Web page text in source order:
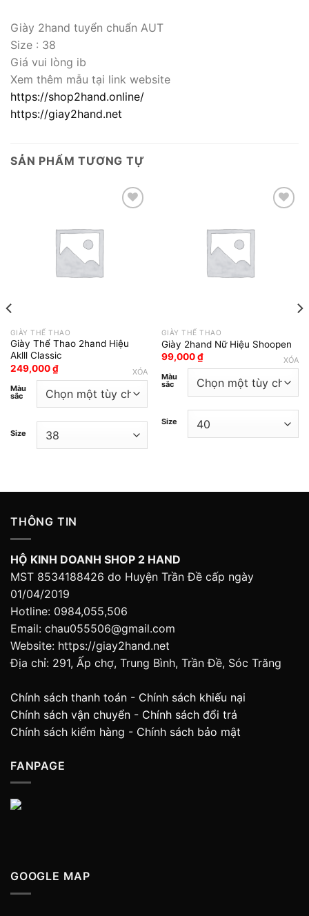
Giày 2hand tuyển chuẩn AUT
Size : 38
Giá vui lòng ib
Xem thêm mẫu tại link website
https://shop2hand.online/
https://giay2hand.net
SẢN PHẨM TƯƠNG TỰ
Add to wishlist
GIÀY THỂ THAO
Giày Thể Thao 2hand Hiệu
Aklll Classic
249,000₫
Màu
sắc
Size
XÓA
Add to wishlist
GIÀY THỂ THAO
Giày 2hand Nữ Hiệu Shoopen
99,000₫
Màu
sắc
Size
XÓA
THÔNG TIN
HỘ KINH DOANH SHOP 2 HAND
MST 8534188426 do Huyện Trần Đề cấp ngày
01/04/2019
Hotline: 0984,055,506
Email: chau055506@gmail.com
Website: https://giay2hand.net
Địa chỉ: 291, Ấp chợ, Trung Bình, Trần Đề, Sóc Trăng
Chính sách thanh toán - Chính sách khiếu nại
Chính sách vận chuyển - Chính sách đổi trả
Chính sách kiểm hàng - Chính sách bảo mật
FANPAGE
GOOGLE MAP